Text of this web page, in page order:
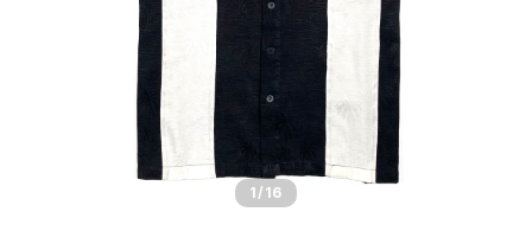
1 /16